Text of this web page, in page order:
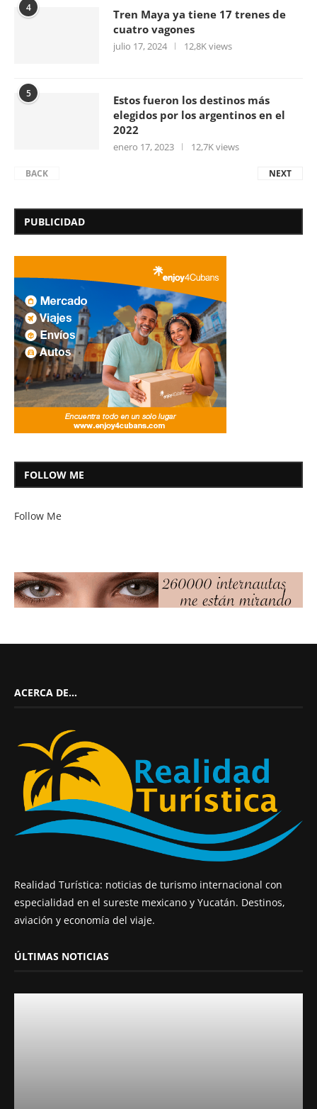
4
Tren Maya ya tiene 17 trenes de
cuatro vagones
julio 17, 2024 12,8K views
5
Estos fueron los destinos más
elegidos por los argentinos en el
2022
enero 17, 2023 12,7K views
BACK NEXT
PUBLICIDAD
FOLLOW ME
Follow Me
ACERCA DE…
Realidad Turística: noticias de turismo internacional con
especialidad en el sureste mexicano y Yucatán. Destinos,
aviación y economía del viaje.
ÚLTIMAS NOTICIAS